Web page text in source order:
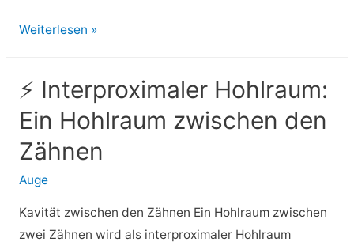
⚡
Ursachen,
Behandlung
und
mehr
Weiterlesen »
⚡ Interproximaler Hohlraum:
Ein Hohlraum zwischen den
Zähnen
Auge
Kavität zwischen den Zähnen Ein Hohlraum zwischen
zwei Zähnen wird als interproximaler Hohlraum